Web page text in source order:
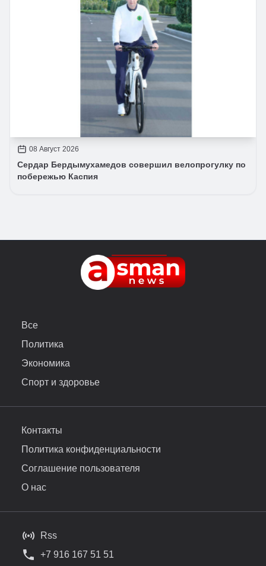
08 Август 2026
Сердар Бердымухамедов совершил велопрогулку по
побережью Каспия
Все
Политика
Экономика
Спорт и здоровье
Контакты
Политика конфиденциальности
Соглашение пользователя
О нас
Rss
+7 916 167 51 51